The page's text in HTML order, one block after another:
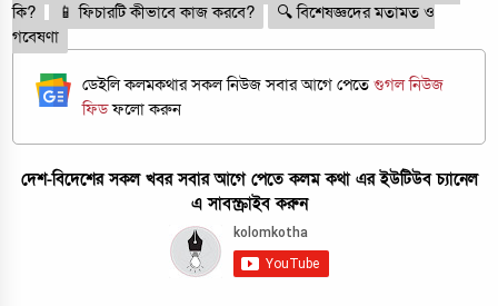
কি?
📱 ফিচারটি কীভাবে কাজ করবে?
🔍 বিশেষজ্ঞদের মতামত ও
গবেষণা
ডেইলি কলমকথার সকল নিউজ সবার আগে পেতেগুগল নিউজ
ফিডফলো করুন
দেশ-বিদেশের সকল খবর সবার আগে পেতে কলম কথা এর ইউটিউব চ্যানেল
এ সাবস্ক্রাইব করুন